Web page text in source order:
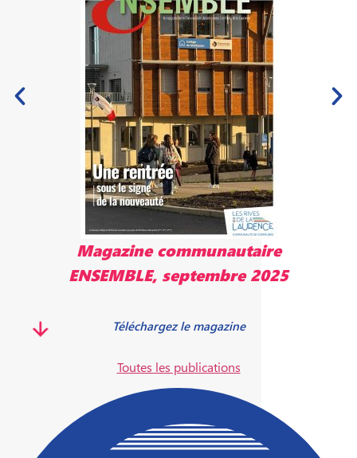
Magazine communautaire
ENSEMBLE, septembre 2025
Téléchargez le magazine
Toutes les publications